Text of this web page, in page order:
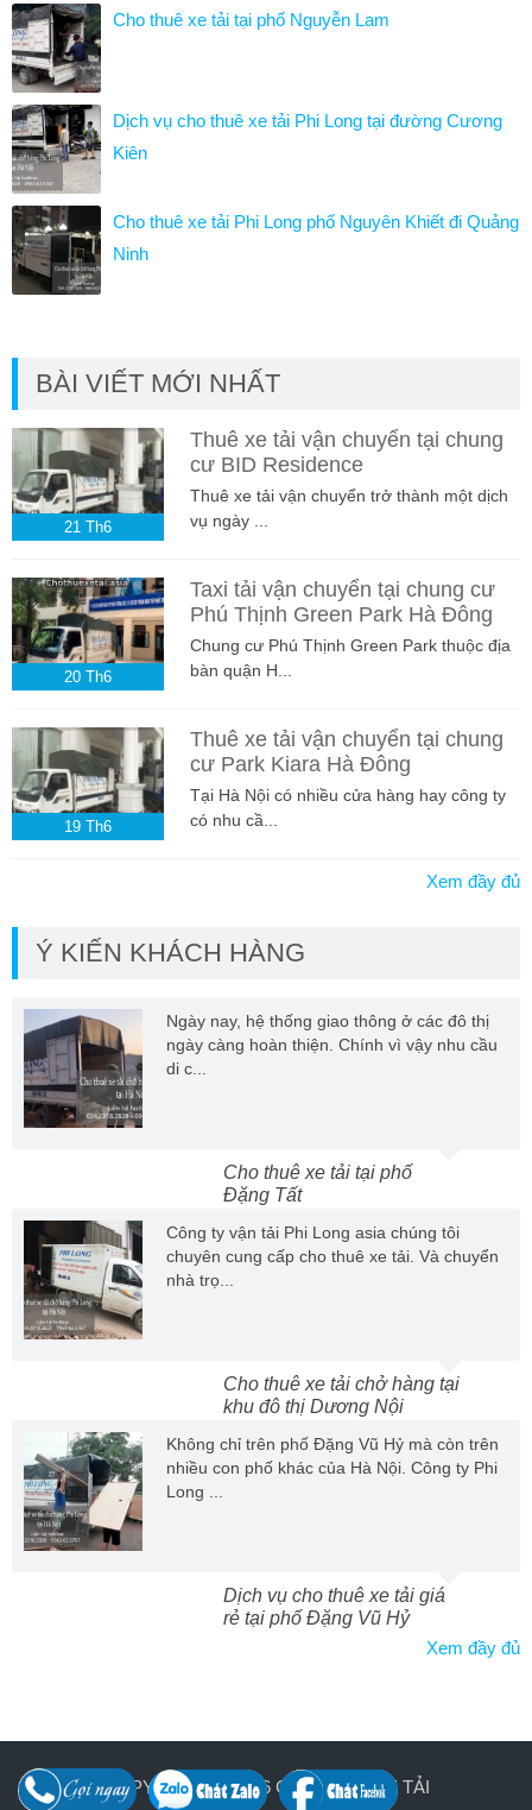
Cho thuê xe tải tại phố Nguyễn Lam
Dịch vụ cho thuê xe tải Phi Long tại đường Cương
Kiên
Cho thuê xe tải Phi Long phố Nguyên Khiết đi Quảng
Ninh
BÀI VIẾT MỚI NHẤT
21 Th6
Thuê xe tải vận chuyển tại chung
cư BID Residence
Thuê xe tải vận chuyển trở thành một dịch
vụ ngày ...
20 Th6
Taxi tải vận chuyển tại chung cư
Phú Thịnh Green Park Hà Đông
Chung cư Phú Thịnh Green Park thuộc địa
bàn quận H...
19 Th6
Thuê xe tải vận chuyển tại chung
cư Park Kiara Hà Đông
Tại Hà Nội có nhiều cửa hàng hay công ty
có nhu cầ...
Xem đầy đủ
Ý KIẾN KHÁCH HÀNG
Ngày nay, hệ thống giao thông ở các đô thị
ngày càng hoàn thiện. Chính vì vậy nhu cầu
di c...
Cho thuê xe tải tại phố
Đặng Tất
Công ty vận tải Phi Long asia chúng tôi
chuyên cung cấp cho thuê xe tải. Và chuyển
nhà trọ...
Cho thuê xe tải chở hàng tại
khu đô thị Dương Nội
Không chỉ trên phố Đặng Vũ Hỷ mà còn trên
nhiều con phố khác của Hà Nội. Công ty Phi
Long ...
Dịch vụ cho thuê xe tải giá
rẻ tại phố Đặng Vũ Hỷ
Xem đầy đủ
COPYRIGHT © 2026 CHO THUÊ XE TẢI